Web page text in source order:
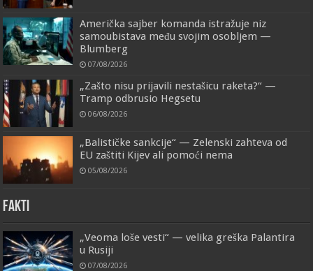
Američka sajber komanda istražuje niz
samoubistava među svojim osobljem —
Blumberg
07/08/2026
„Zašto nisu prijavili nestašicu raketa?“ —
Tramp odbrusio Hegsetu
06/08/2026
„Balističke sankcije“ — Zelenski zahteva od
EU zaštiti Kijev ali pomoći nema
05/08/2026
FAKTI
„Veoma loše vesti“ — velika greška Palantira
u Rusiji
07/08/2026